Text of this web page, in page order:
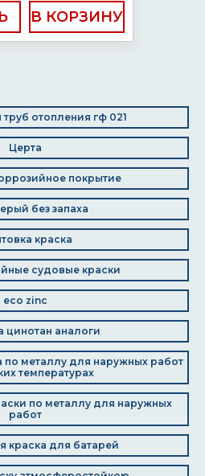
труб отопления гф 021
Церта
покрытие
без запаха
краска
судовые краски
eco zinc
цинотан аналоги
по металлу для наружных работ
температурах
по металлу для наружных
работ
краска для батарей